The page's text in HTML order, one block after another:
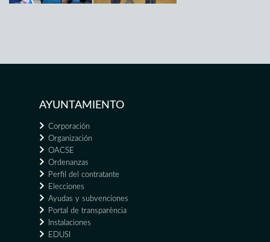
AYUNTAMIENTO
Corporación
Organización
OACSE
Ordenanzas
Perfil del contratante
Elecciones
Ayudas y subvenciones
Portal de transparència
Instalaciones
EDUSI